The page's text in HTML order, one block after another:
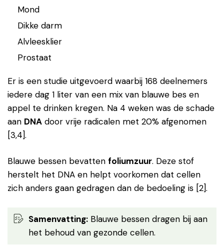
Mond
Dikke darm
Alvleesklier
Prostaat
Er is een studie uitgevoerd waarbij 168 deelnemers
iedere dag 1 liter van een mix van blauwe bes en
appel te drinken kregen. Na 4 weken was de schade
aan DNA door vrije radicalen met 20% afgenomen
[3,4].
Blauwe bessen bevatten foliumzuur. Deze stof
herstelt het DNA en helpt voorkomen dat cellen
zich anders gaan gedragen dan de bedoeling is [2].
Samenvatting: Blauwe bessen dragen bij aan
het behoud van gezonde cellen.